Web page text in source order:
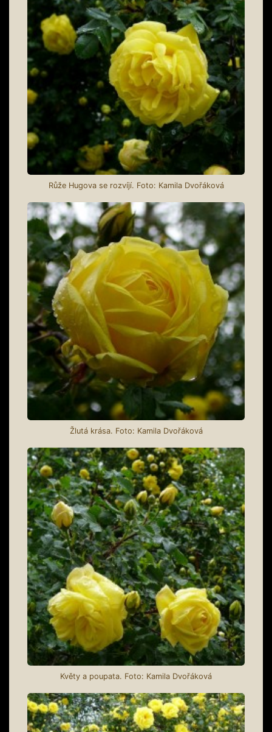
Růže Hugova se rozvíjí. Foto: Kamila Dvořáková
Žlutá krása. Foto: Kamila Dvořáková
Květy a poupata. Foto: Kamila Dvořáková